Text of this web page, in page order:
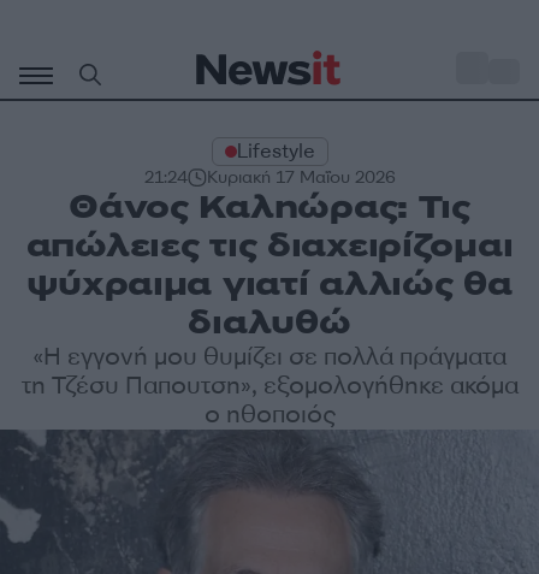
περιεχόμενο
Lifestyle
21:24 Κυριακή 17 Μαΐου 2026
Θάνος Καληώρας: Τις
απώλειες τις διαχειρίζομαι
ψύχραιμα γιατί αλλιώς θα
διαλυθώ
«Η εγγονή μου θυμίζει σε πολλά πράγματα
τη Τζέσυ Παπουτση», εξομολογήθηκε ακόμα
ο ηθοποιός